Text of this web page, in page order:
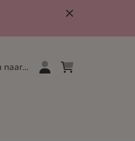
naar...Inloggen
Winkelwagen